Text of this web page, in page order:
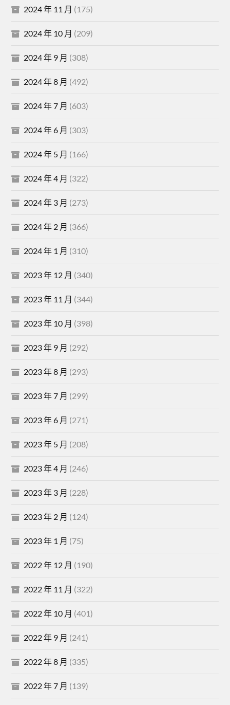
2024 年 11 月 (175)
2024 年 10 月 (209)
2024 年 9 月 (308)
2024 年 8 月 (492)
2024 年 7 月 (603)
2024 年 6 月 (303)
2024 年 5 月 (166)
2024 年 4 月 (322)
2024 年 3 月 (273)
2024 年 2 月 (366)
2024 年 1 月 (310)
2023 年 12 月 (340)
2023 年 11 月 (344)
2023 年 10 月 (398)
2023 年 9 月 (292)
2023 年 8 月 (293)
2023 年 7 月 (299)
2023 年 6 月 (271)
2023 年 5 月 (208)
2023 年 4 月 (246)
2023 年 3 月 (228)
2023 年 2 月 (124)
2023 年 1 月 (75)
2022 年 12 月 (190)
2022 年 11 月 (322)
2022 年 10 月 (401)
2022 年 9 月 (241)
2022 年 8 月 (335)
2022 年 7 月 (139)